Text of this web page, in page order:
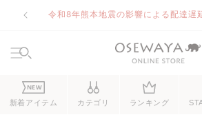
ンツに令和8年熊本地震の影響による配達遅
NEW
新着アイテム カテゴリ ランキング